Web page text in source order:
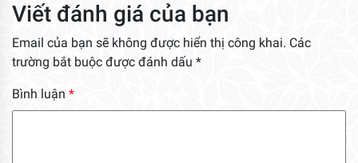
Viết đánh giá của bạn
Email của bạn sẽ không được hiển thị công khai. Các
trường bắt buộc được đánh dấu *
Bình luận *